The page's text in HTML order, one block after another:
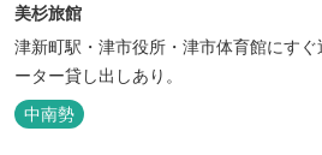
美杉旅館
津新町駅・津市役所・津市体育館にす
ーター貸し出しあり。
中南勢